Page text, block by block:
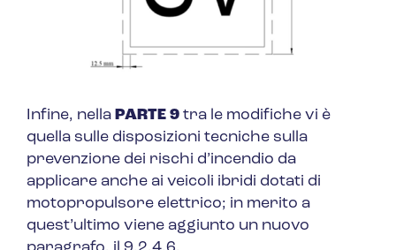
Infine, nella PARTE 9 tra le modifiche vi è
quella sulle disposizioni tecniche sulla
prevenzione dei rischi d’incendio da
applicare anche ai veicoli ibridi dotati di
motopropulsore elettrico; in merito a
quest’ultimo viene aggiunto un nuovo